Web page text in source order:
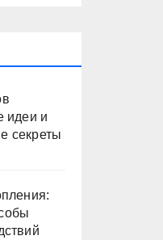
идеи и
секреты